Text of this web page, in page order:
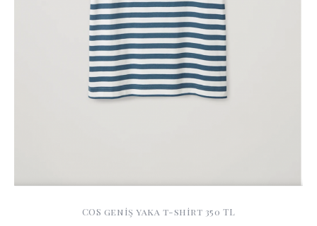
COS geniş yaka t-shirt 350 TL